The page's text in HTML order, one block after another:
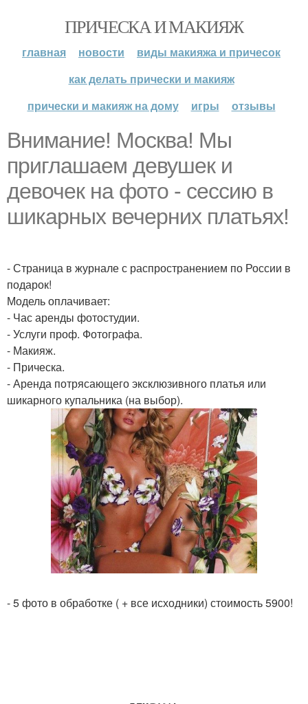
ПРИЧЕСКА И МАКИЯЖ
главная новости
виды макияжа и причесок
как делать прически и макияж
прически и макияж на дому
игры отзывы
Внимание! Москва! Мы
приглашаем девушек и
девочек на фото - сессию в
шикарных вечерних платьях!
- Страница в журнале с распространением по России в
подарок!
Модель оплачивает:
- Час аренды фотостудии.
- Услуги проф. Фотографа.
- Макияж.
- Прическа.
- Аренда потрясающего эксклюзивного платья или
шикарного купальника (на выбор).
- 5 фото в обработке ( + все исходники) стоимость 5900!